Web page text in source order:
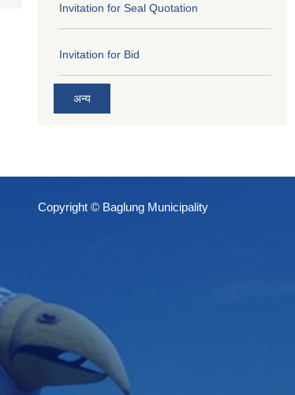
Invitation for Seal Quotation
Invitation for Bid
अन्य
Copyright © Baglung Municipality